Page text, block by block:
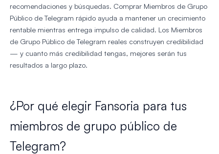
recomendaciones y búsquedas. Comprar Miembros de Grupo
Público de Telegram rápido ayuda a mantener un crecimiento
rentable mientras entrega impulso de calidad. Los Miembros
de Grupo Público de Telegram reales construyen credibilidad
— y cuanto más credibilidad tengas, mejores serán tus
resultados a largo plazo.
¿Por qué elegir Fansoria para tus
miembros de grupo público de
Telegram?